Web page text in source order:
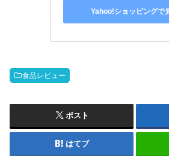
Yahoo!ショッピングで
食品レビュー
ポスト
はてブ